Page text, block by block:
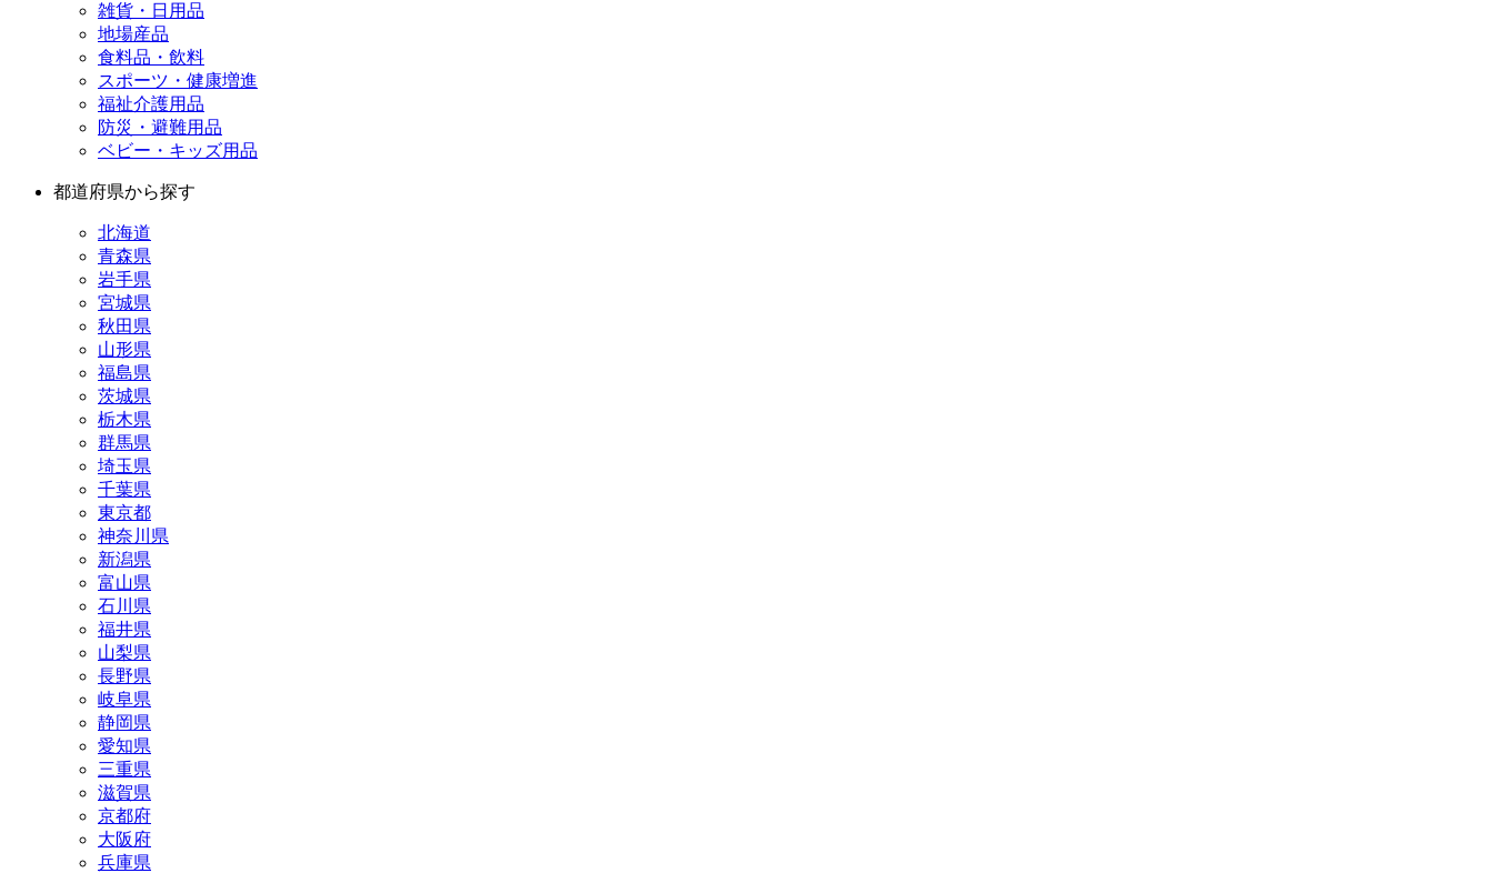
雑貨・日用品
地場産品
食料品・飲料
スポーツ・健康増進
福祉介護用品
防災・避難用品
ベビー・キッズ用品
都道府県から探す
北海道
青森県
岩手県
宮城県
秋田県
山形県
福島県
茨城県
栃木県
群馬県
埼玉県
千葉県
東京都
神奈川県
新潟県
富山県
石川県
福井県
山梨県
長野県
岐阜県
静岡県
愛知県
三重県
滋賀県
京都府
大阪府
兵庫県